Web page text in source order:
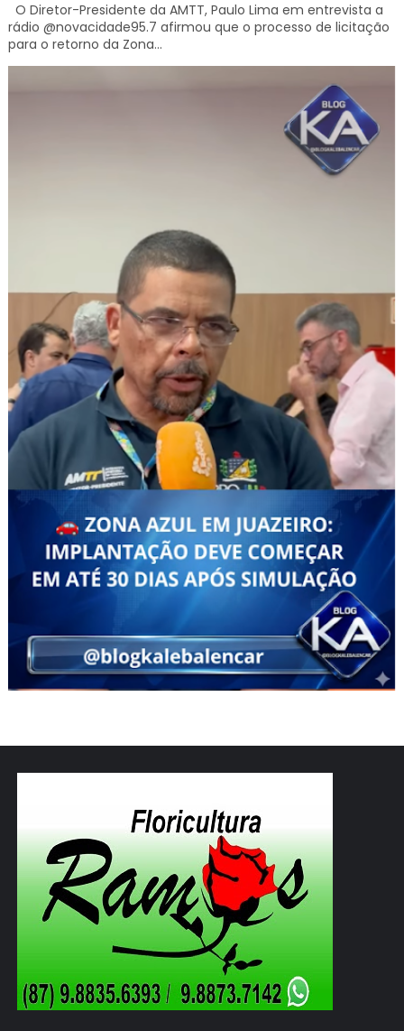
O Diretor-Presidente da AMTT, Paulo Lima em entrevista a
rádio @novacidade95.7 afirmou que o processo de licitação
para o retorno da Zona...